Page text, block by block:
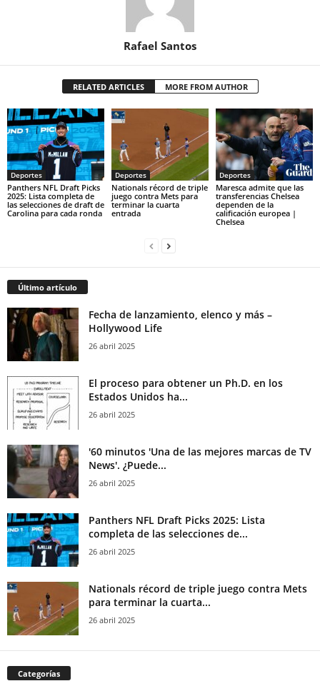
Rafael Santos
RELATED ARTICLES MORE FROM AUTHOR
Deportes
Panthers NFL Draft Picks
2025: Lista completa de
las selecciones de draft de
Carolina para cada ronda
Deportes
Nationals récord de triple
juego contra Mets para
terminar la cuarta
entrada
Deportes
Maresca admite que las
transferencias Chelsea
dependen de la
calificación europea |
Chelsea
Último artículo
Fecha de lanzamiento, elenco y más –
Hollywood Life
26 abril 2025
El proceso para obtener un Ph.D. en los
Estados Unidos ha...
26 abril 2025
'60 minutos 'Una de las mejores marcas de TV
News'. ¿Puede...
26 abril 2025
Panthers NFL Draft Picks 2025: Lista
completa de las selecciones de...
26 abril 2025
Nationals récord de triple juego contra Mets
para terminar la cuarta...
26 abril 2025
Categorías